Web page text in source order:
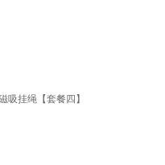
挂绳【套餐四】